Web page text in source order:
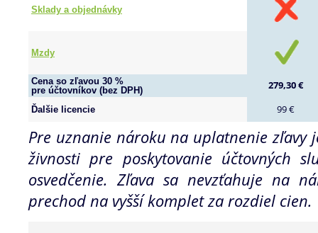
Sklady a objednávky
Mzdy
Cena so zľavou 30 %
pre účtovníkov (bez DPH)
279,30 €
Ďalšie licencie 99 €
Pre uznanie nároku na uplatnenie zľavy
živnosti pre poskytovanie účtovných
osvedčenie. Zľava sa nevzťahuje na
prechod na vyšší komplet za rozdiel cien.